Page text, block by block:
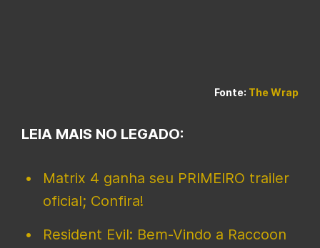
Fonte: The Wrap
LEIA MAIS NO LEGADO:
Matrix 4 ganha seu PRIMEIRO trailer
oficial; Confira!
Resident Evil: Bem-Vindo a Raccoon